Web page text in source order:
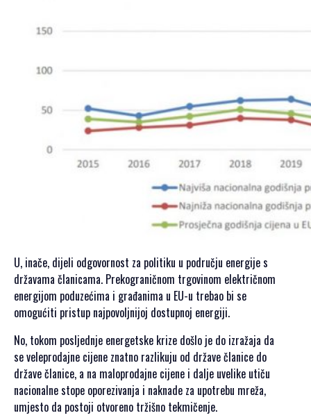
IZLETI
PRIJAVA
SAMIT
ENGLISH
U, inače, dijeli odgovornost za politiku u području energije s
državama članicama. Prekograničnom trgovinom električnom
energijom poduzećima i građanima u EU-u trebao bi se
omogućiti pristup najpovoljnijoj dostupnoj energiji.
No, tokom posljednje energetske krize došlo je do izražaja da
se veleprodajne cijene znatno razlikuju od države članice do
države članice, a na maloprodajne cijene i dalje uvelike utiču
nacionalne stope oporezivanja i naknade za upotrebu mreža,
umjesto da postoji otvoreno tržišno tekmičenje.